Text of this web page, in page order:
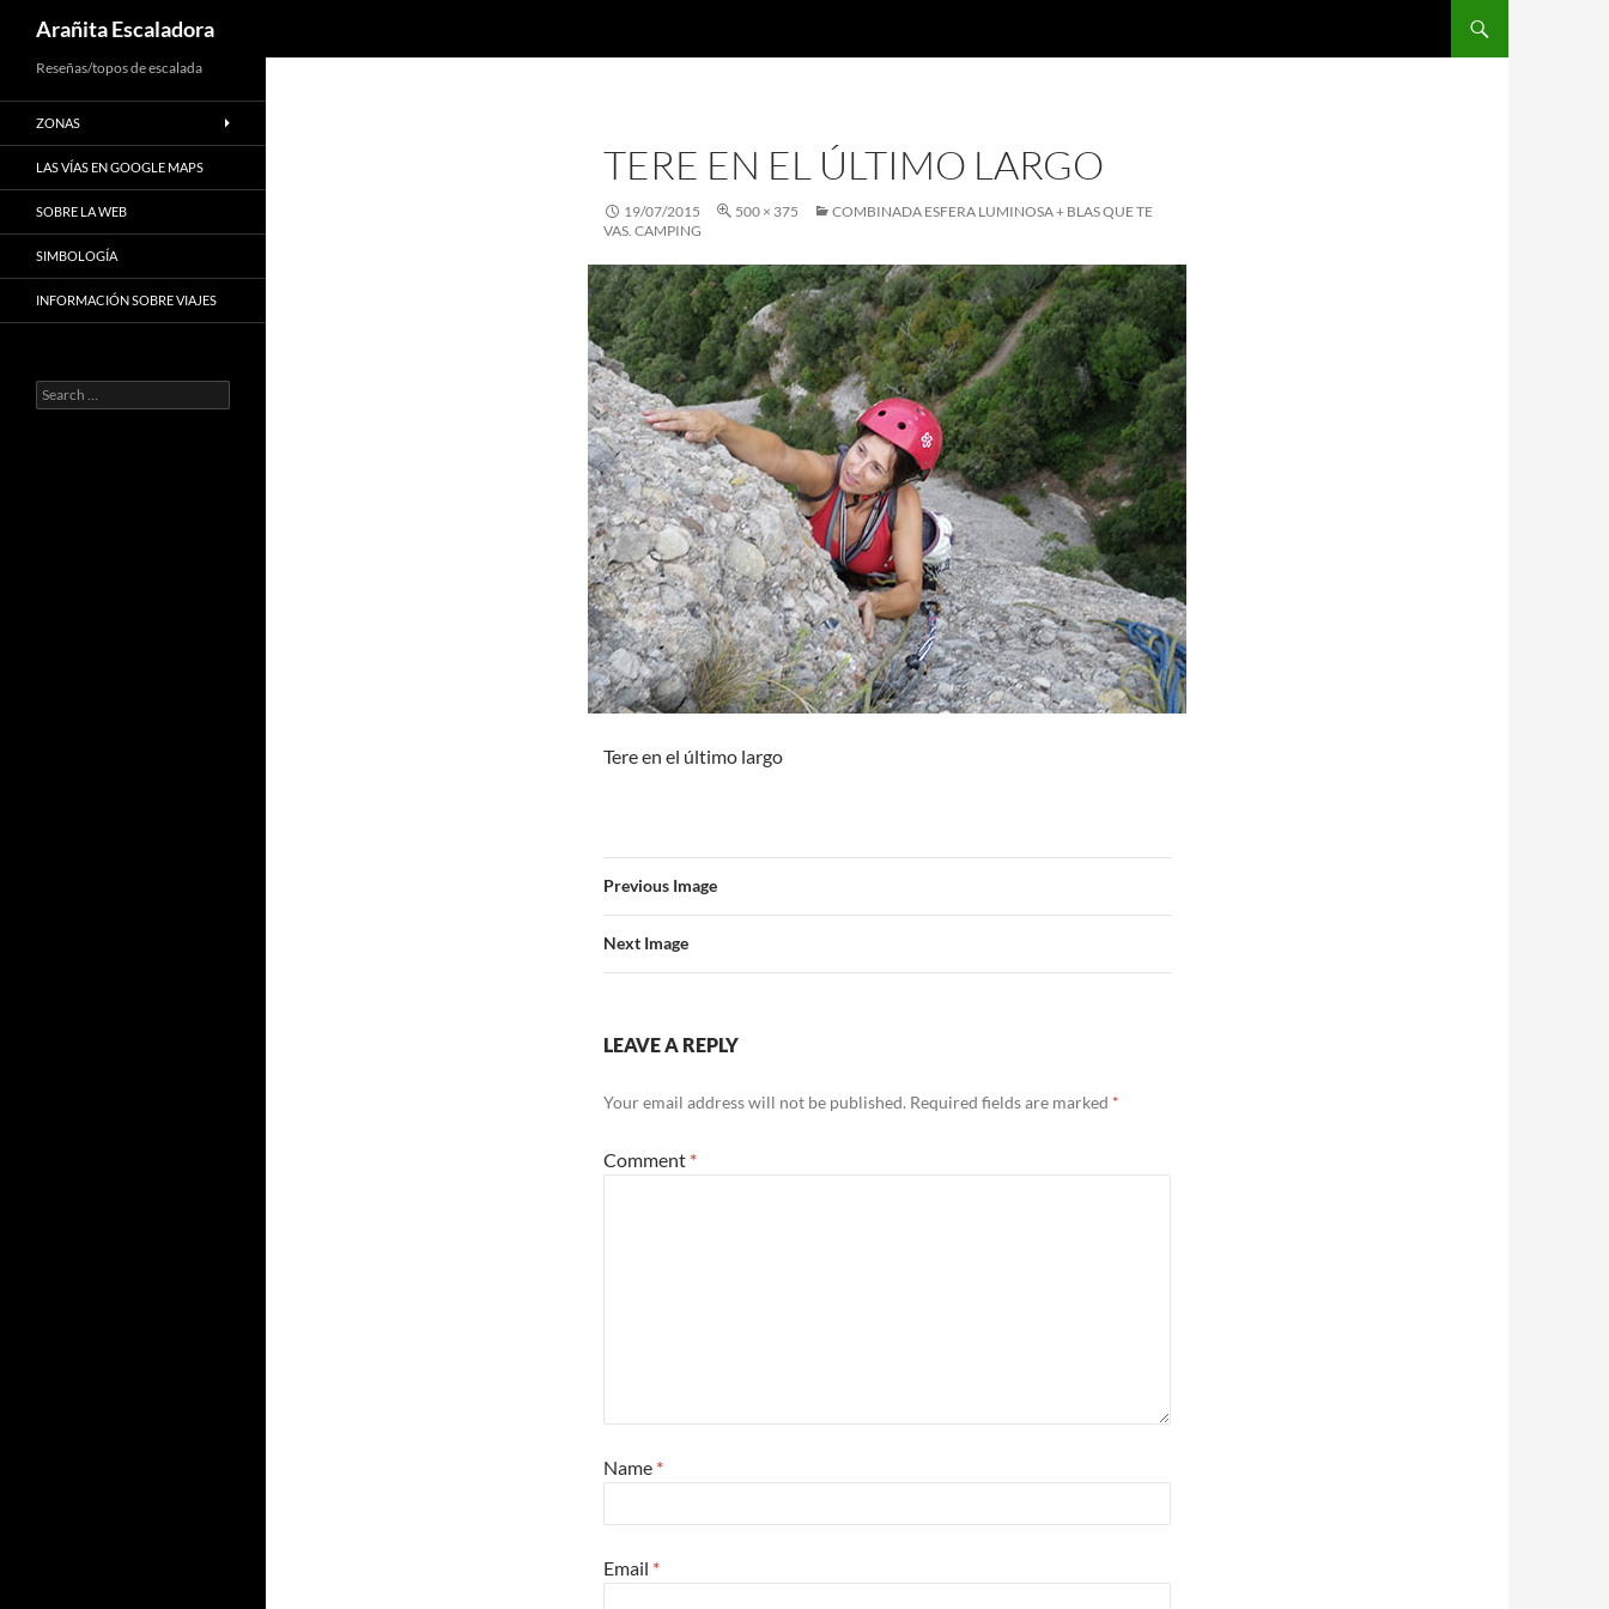
to
content
Arañita Escaladora
TERE EN EL ÚLTIMO LARGO
19/07/2015 500 × 375
COMBINADA ESFERA LUMINOSA + BLAS QUE TE
VAS. CAMPING
Tere en el último largo
Previous Image
Next Image
LEAVE A REPLY
Your email address will not be published. Required fields are marked *
Comment *
Name *
Email *
Reseñas/topos de escalada
ZONAS
LAS VÍAS EN GOOGLE MAPS
SOBRE LA WEB
SIMBOLOGÍA
INFORMACIÓN SOBRE VIAJES
Search
for: